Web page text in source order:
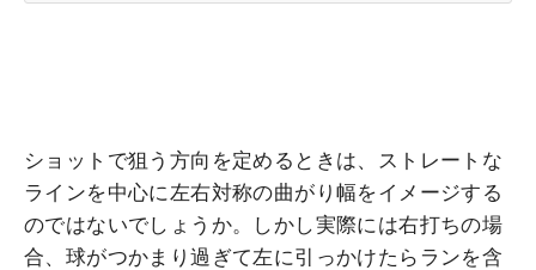
ショットで狙う方向を定めるときは、ストレートな
ラインを中心に左右対称の曲がり幅をイメージする
のではないでしょうか。しかし実際には右打ちの場
合、球がつかまり過ぎて左に引っかけたらランを含